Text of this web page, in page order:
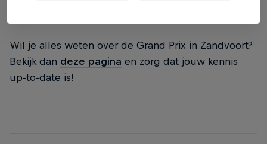
Wil je alles weten over de Grand Prix in Zandvoort?
Bekijk dan deze pagina en zorg dat jouw kennis
up-to-date is!